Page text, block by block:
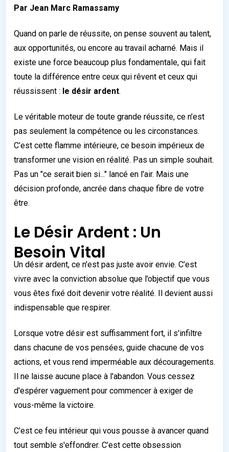
Par Jean Marc Ramassamy
Quand on parle de réussite, on pense souvent au talent,
aux opportunités, ou encore au travail acharné. Mais il
existe une force beaucoup plus fondamentale, qui fait
toute la différence entre ceux qui rêvent et ceux qui
réussissent : le désir ardent.
Le véritable moteur de toute grande réussite, ce n’est
pas seulement la compétence ou les circonstances.
C’est cette flamme intérieure, ce besoin impérieux de
transformer une vision en réalité. Pas un simple souhait.
Pas un "ce serait bien si..." lancé en l'air. Mais une
décision profonde, ancrée dans chaque fibre de votre
être.
Le Désir Ardent : Un
Besoin Vital
Un désir ardent, ce n'est pas juste avoir envie. C’est
vivre avec la conviction absolue que l’objectif que vous
vous êtes fixé doit devenir votre réalité. Il devient aussi
indispensable que respirer.
Lorsque votre désir est suffisamment fort, il s'infiltre
dans chacune de vos pensées, guide chacune de vos
actions, et vous rend imperméable aux découragements.
Il ne laisse aucune place à l'abandon. Vous cessez
d'espérer vaguement pour commencer à exiger de
vous-même la victoire.
C’est ce feu intérieur qui vous pousse à avancer quand
tout semble s'effondrer. C’est cette obsession